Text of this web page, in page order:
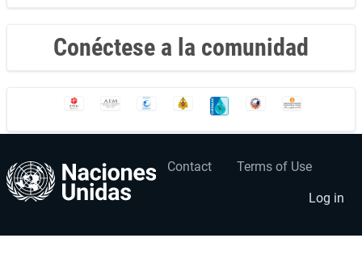
Conéctese a la comunidad
Footer
Contact Terms of Use
User
account
menu
Log in